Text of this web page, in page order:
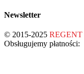
Newsletter
© 2015-2025 REGENT
Obsługujemy płatności: